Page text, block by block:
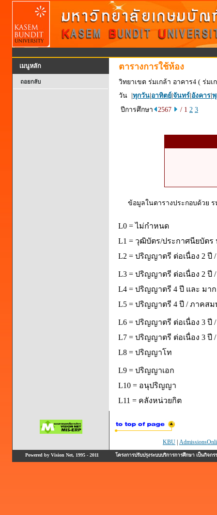
เมนูหลัก
ถอยกลับ
ตารางการใช้ห้อง
วิทยาเขต ร่มเกล้า อาคาร4 ( ร่มเ
วัน | ทุกวัน อาทิตย์ จันทร์ อังคาร
ปีการศึกษา
2567 / 1 2 3
ข้อมูลในตารางประกอบด้วย
L0 = ไม่กำหนด
L1 = วุฒิบัตร/ประกาศนียบัตร
L2 = ปริญญาตรี ต่อเนื่อง 2 ปี
L3 = ปริญญาตรี ต่อเนื่อง 2 ปี
L4 = ปริญญาตรี 4 ปี และ มา
L5 = ปริญญาตรี 4 ปี / ภาคส
L6 = ปริญญาตรี ต่อเนื่อง 3 ปี
L7 = ปริญญาตรี ต่อเนื่อง 3 ปี
L8 = ปริญญาโท
L9 = ปริญญาเอก
L10 = อนุปริญญา
L11 = คลังหน่วยกิต
KBU
Powered by Vision Net, 1995 - 2011 โครงการปรับปรุงระบบบริการการศึกษา เป็นกิ